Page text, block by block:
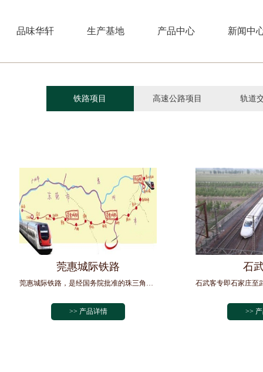
品味华轩 生产基地 产品中心 新闻中
铁路项目 高速公路项目 轨道
莞惠城际铁路
莞惠城际铁路，是经国务院批准的珠三角城际轨道交通线网规划的放射线之一，也是珠江口东岸地区轨道交通的骨干项目之一，西端与惠...
>> 产品详情
石
>>